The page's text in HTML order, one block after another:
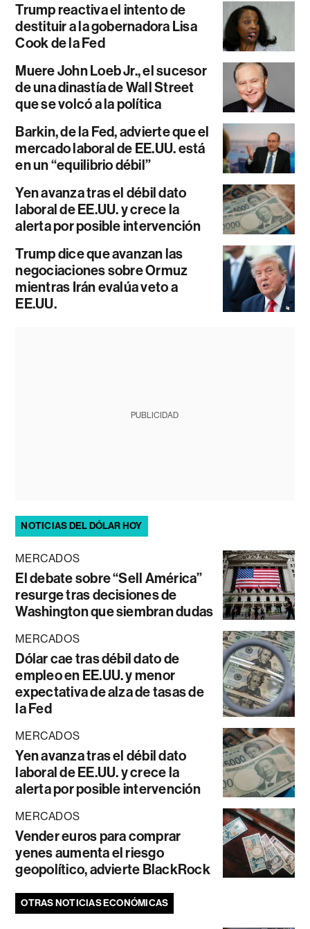
Trump reactiva el intento de
destituir a la gobernadora Lisa
Cook de la Fed
Muere John Loeb Jr., el sucesor
de una dinastía de Wall Street
que se volcó a la política
Barkin, de la Fed, advierte que el
mercado laboral de EE.UU. está
en un “equilibrio débil”
Yen avanza tras el débil dato
laboral de EE.UU. y crece la
alerta por posible intervención
Trump dice que avanzan las
negociaciones sobre Ormuz
mientras Irán evalúa veto a
EE.UU.
PUBLICIDAD
NOTICIAS DEL DÓLAR HOY
MERCADOS
El debate sobre “Sell América”
resurge tras decisiones de
Washington que siembran dudas
MERCADOS
Dólar cae tras débil dato de
empleo en EE.UU. y menor
expectativa de alza de tasas de
la Fed
MERCADOS
Yen avanza tras el débil dato
laboral de EE.UU. y crece la
alerta por posible intervención
MERCADOS
Vender euros para comprar
yenes aumenta el riesgo
geopolítico, advierte BlackRock
OTRAS NOTICIAS ECONÓMICAS